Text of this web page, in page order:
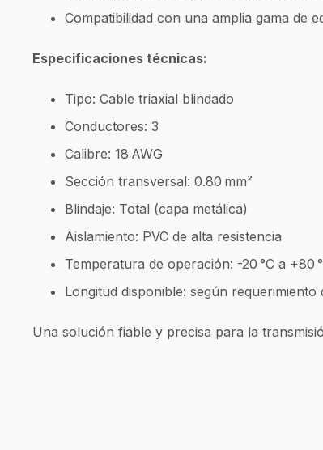
Compatibilidad con una amplia gama de
Especificaciones técnicas:
Tipo: Cable triaxial blindado
Conductores: 3
Calibre: 18 AWG
Sección transversal: 0.80 mm²
Blindaje: Total (capa metálica)
Aislamiento: PVC de alta resistencia
Temperatura de operación: -20 °C a +80
Longitud disponible: según requerimiento
Una solución fiable y precisa para la